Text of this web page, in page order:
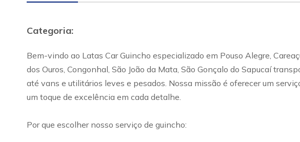
Categoria:
Bem-vindo ao Latas Car Guincho especializado em Pouso Alegre,
dos Ouros, Congonhal, São João da Mata, São Gonçalo do Sapucaí
até vans e utilitários leves e pesados. Nossa missão é oferecer um
um toque de excelência em cada detalhe.
Por que escolher nosso serviço de guincho: